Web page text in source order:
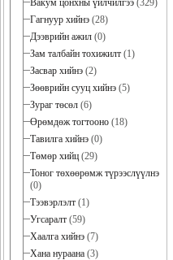
Вакум цонхны үйлчилгээ (329)
Гагнуур хийнэ (28)
Дээврийн ажил (0)
Зам талбайн тохижилт (1)
Засвар хийнэ (2)
Зөөврийн сууц хийнэ (5)
Зураг төсөл (6)
Өрөмдөж тогтооно (18)
Тавилга хийнэ (0)
Төмөр хийц (29)
Тоног төхөөрөмж түрээслүүлнэ
(0)
Тээвэрлэлт (1)
Угсаралт (59)
Хаалга хийнэ (7)
Хана нураана (3)